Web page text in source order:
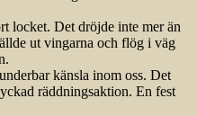
locket. Det dröjde inte mer än
ut vingarna och flög i väg
känsla inom oss. Det
räddningsaktion. En fest